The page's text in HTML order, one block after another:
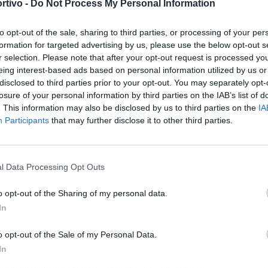
- Do Not Process My Personal Information
opt-out of the sale, sharing to third parties, or processing of your
for targeted advertising by us, please use the below opt-out
selection. Please note that after your opt-out request is processed
interest-based ads based on personal information utilized by us
to third parties prior to your opt-out. You may separately
of your personal information by third parties on the IAB’s list of
This information may also be disclosed by us to third parties on the
Participants that may further disclose it to other third parties.
Data Processing Opt Outs
opt-out of the Sharing of my personal data.
opt-out of the Sale of my Personal Data.
10 15 28 36 7 4 4 15 12 3 1 11 13
9 7 14 38 52 5 5 5 24 26 4 2 9 14 26
9 5 16 40 44 5 3 7 21 21 4 2 9 19 23
8 6 16 33 61 4 4 7 19 28 4 2 9 14 33
5 5 20 34 66 3
del